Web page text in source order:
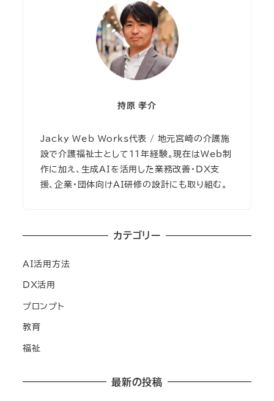
持原 孝介
Jacky Web Works代表 / 地元宮崎の介護施
設で介護福祉士として11年経験。現在はWeb制
作に加え、生成AIを活用した業務改善・DX支
援、企業・団体向けAI研修の設計にも取り組む。
カテゴリー
AI活用方法
DX活用
プロンプト
教育
福祉
最新の投稿